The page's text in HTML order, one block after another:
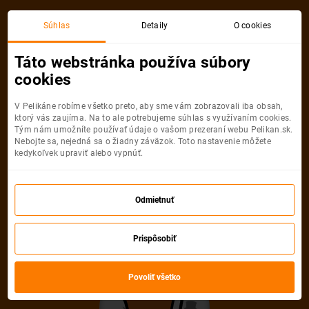
Detail pobytu
Ups! Tento pobyt
nemožno nájsť
Pelikán sa veľmi snažil, ale uvedenú
ponuku nevie nájsť. Možno, že je
neaktuálna alebo uvedená URL adresa
nie je správna.
Súhlas Detaily O cookies
Táto webstránka používa súbory
cookies
V Pelikáne robíme všetko preto, aby sme vám zobrazovali iba obsah,
ktorý vás zaujíma. Na to ale potrebujeme súhlas s využívaním cookies.
Tým nám umožníte používať údaje o vašom prezeraní webu Pelikan.sk.
Nebojte sa, nejedná sa o žiadny záväzok. Toto nastavenie môžete
kedykoľvek upraviť alebo vypnúť.
Odmietnuť
Prispôsobiť
Povoliť všetko